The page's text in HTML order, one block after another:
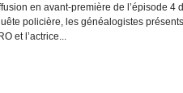
en avant-première de l’épisode 4
policière, les généalogistes
et l’actrice...